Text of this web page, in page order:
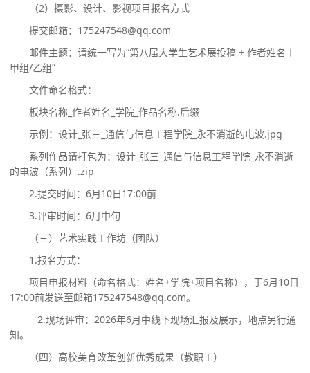
（2）摄影、设计、影视项目报名方式
提交邮箱：175247548@qq.com
邮件主题：请统一写为“第八届大学生艺术展投稿 + 作者姓名＋
甲组/乙组”
文件命名格式：
板块名称_作者姓名_学院_作品名称.后缀
示例：设计_张三_通信与信息工程学院_永不消逝的电波.jpg
系列作品请打包为：设计_张三_通信与信息工程学院_永不消逝
的电波（系列）.zip
2.提交时间：6月10日17:00前
3.评审时间：6月中旬
（三） 艺术实践工作坊（团队）
1.报名方式：
项目申报材料（命名格式：姓名+学院+项目名称），于6月10日
17:00前发送至邮箱175247548@qq.com。
2.现场评审：2026年6月中线下现场汇报及展示，地点另行通
知。
（四）高校美育改革创新优秀成果（教职工）